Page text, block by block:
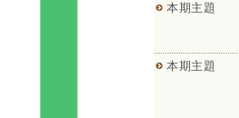
本期主題
本期主題